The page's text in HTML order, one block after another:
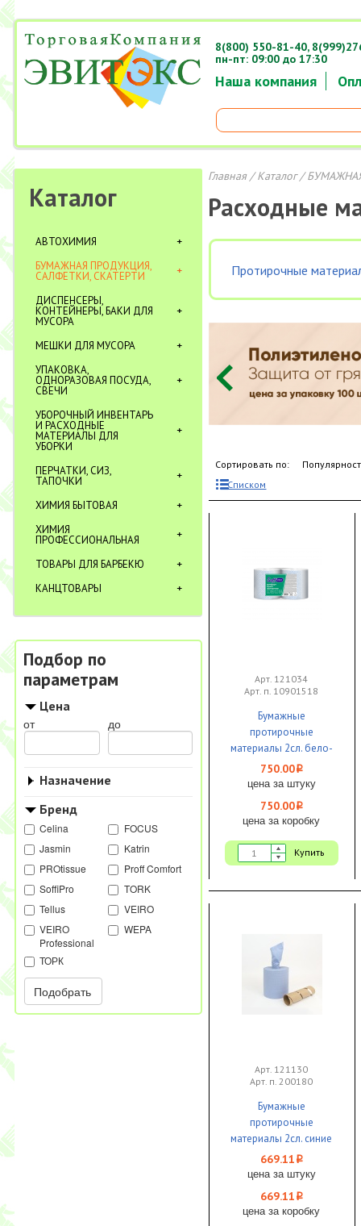
Наша компания
8(800) 550-81-40,
пн-пт: 09:00 до 17:30
Каталог
АВТОХИМИЯ
БУМАЖНАЯ ПРОДУКЦИЯ,
САЛФЕТКИ, СКАТЕРТИ
ДИСПЕНСЕРЫ,
КОНТЕЙНЕРЫ, БАКИ ДЛЯ
МУСОРА
МЕШКИ ДЛЯ МУСОРА
УПАКОВКА,
ОДНОРАЗОВАЯ ПОСУДА,
СВЕЧИ
УБОРОЧНЫЙ ИНВЕНТАРЬ
И РАСХОДНЫЕ
МАТЕРИАЛЫ ДЛЯ
УБОРКИ
ПЕРЧАТКИ, СИЗ,
ТАПОЧКИ
ХИМИЯ БЫТОВАЯ
ХИМИЯ
ПРОФЕССИОНАЛЬНАЯ
ТОВАРЫ ДЛЯ БАРБЕКЮ
КАНЦТОВАРЫ
Подбор по
параметрам
Цена
от до
Назначение
Бренд
Celina
FOCUS
Jasmin
Katrin
PROtissue
Proff Comfort
SoffiPro
TORK
Tellus
VEIRO
VEIRO
Professional
WEPA
ТОРК
Подобрать
Главная/Каталог/
Расходные
Протирочные
Сортировать по:
Списком
Арт. 121034
Арт. п. 10901518
Бумажные
протирочные
материалы 2сл. бело-
голубые 350м х 24см
1000л. SoffiPRO 1/2
750.00i
цена за штуку
750.00i
цена за коробку
Купить
Арт. 121130
Арт. п. 200180
Бумажные
протирочные
материалы 2сл. синие
180м х 20см 1000л.ЦВ
HACCPER PURE PULP
669.11 i
цена за штуку
669.11 i
цена за коробку